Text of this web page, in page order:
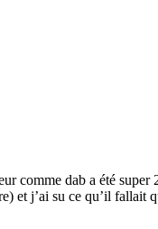
dab a été super
et j’ai su ce qu’il